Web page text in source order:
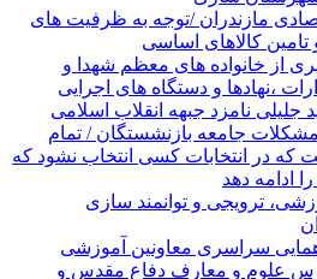
مازندران /توجه به ظرفیت های
تامین کالاهای اساسی
از خانواده های معظم شهدا و
،نهادها و دستگاه های اجرایی
جلیلی نامزد جبهه انقلاب اسلامی
جامعه بازنشستگان / تمام
در انتخابات کسی انتخاب نشود که
ادامه دهد
دوره آموزشی، ترویجی و توانمند سازی
سراسری معاونین آموزشی
درس علوم و معارف دفاع مقدس و